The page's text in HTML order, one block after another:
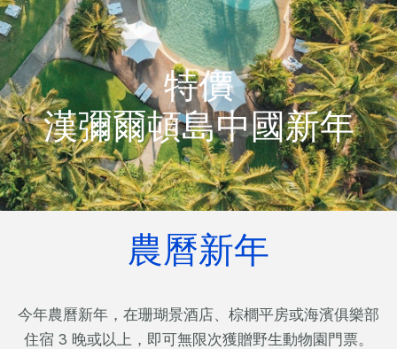
特價
漢彌爾頓島中國新年
農曆新年
今年農曆新年，在珊瑚景酒店、棕櫚平房或海濱俱樂部
住宿 3 晚或以上，即可無限次獲贈野生動物園門票。